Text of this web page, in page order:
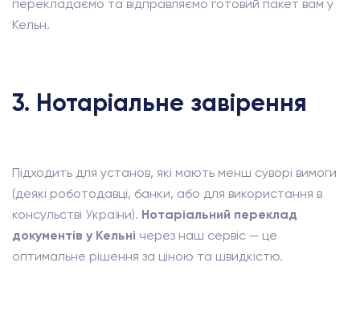
перекладаємо та відправляємо готовий пакет вам у
Кельн.
3. Нотаріальне завірення
Підходить для установ, які мають менш суворі вимоги
(деякі роботодавці, банки, або для використання в
консульстві України). Нотаріальний переклад
документів у Кельні через наш сервіс — це
оптимальне рішення за ціною та швидкістю.